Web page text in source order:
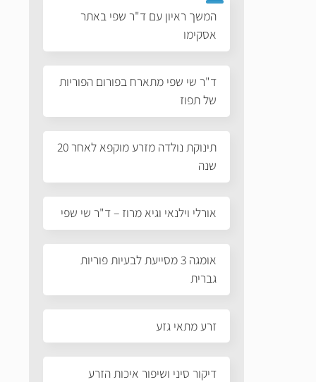
המשך ראיון עם ד"ר שפי באתר
אסקימו
ד"ר שי שפי מתארח בפורום הפוריות
של תפוז
תינוקת נולדה מזרע מוקפא לאחר 20
שנה
אורלי וילנאי וגיא מרוז – ד"ר שי שפי
אומגה 3 מסייעת לבעיות פוריות
גברית
זרע מתאי גזע
דיקור סיני ושיפור איכות הזרע